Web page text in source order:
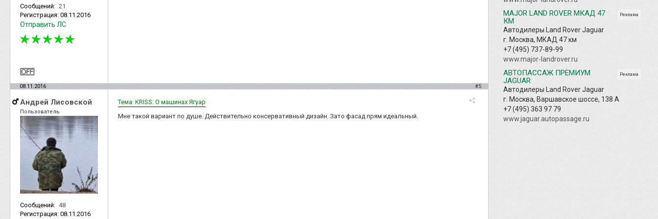
Сообщений: 21
Регистрация: 08.11.2016
Отправить ЛС
08.11.2016 #5
Андрей Лисовской
Пользователь
Сообщений: 48
Регистрация: 08.11.2016
Тема: KRISS: О машинах Ягуар
Мне такой вариант по душе. Действительно консервативный дизайн. Зато фасад прям идеальный.
Реклама
MAJOR LAND ROVER МКАД 47
КМ
Автодилеры Land Rover Jaguar
г. Москва, МКАД 47 км
+7 (495) 737-89-99
www.major-landrover.ru
Реклама
АВТОПАССАЖ ПРЕМИУМ
JAGUAR
Автодилеры Land Rover Jaguar
г. Москва, Варшавское шоссе, 138 А
+7 (495) 363 97 79
www.jaguar.autopassage.ru